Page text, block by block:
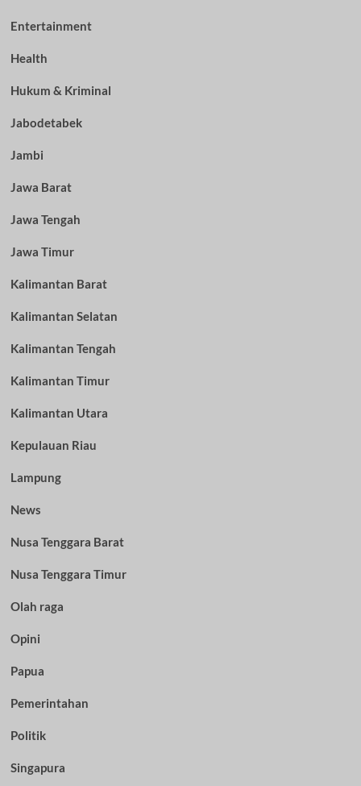
Entertainment
Health
Hukum & Kriminal
Jabodetabek
Jambi
Jawa Barat
Jawa Tengah
Jawa Timur
Kalimantan Barat
Kalimantan Selatan
Kalimantan Tengah
Kalimantan Timur
Kalimantan Utara
Kepulauan Riau
Lampung
News
Nusa Tenggara Barat
Nusa Tenggara Timur
Olah raga
Opini
Papua
Pemerintahan
Politik
Singapura